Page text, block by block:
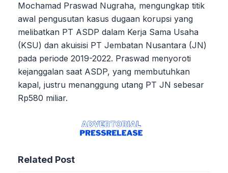
Mochamad Praswad Nugraha, mengungkap titik
awal pengusutan kasus dugaan korupsi yang
melibatkan PT ASDP dalam Kerja Sama Usaha
(KSU) dan akuisisi PT Jembatan Nusantara (JN)
pada periode 2019-2022. Praswad menyoroti
kejanggalan saat ASDP, yang membutuhkan
kapal, justru menanggung utang PT JN sebesar
Rp580 miliar.
Related Post